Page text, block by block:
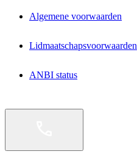
Algemene voorwaarden
Lidmaatschapsvoorwaarden
ANBI status